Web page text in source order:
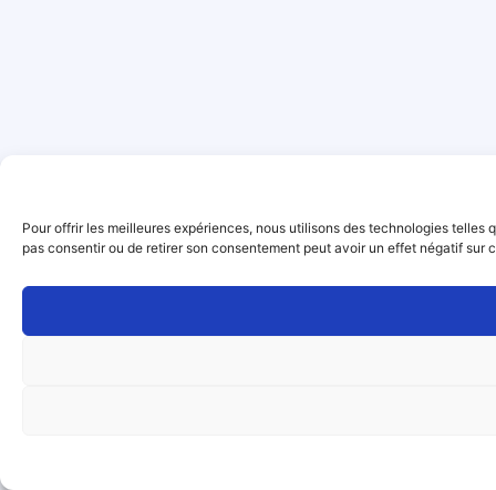
Pour offrir les meilleures expériences, nous utilisons des technologies
pas consentir ou de retirer son consentement peut avoir un effet négatif sur